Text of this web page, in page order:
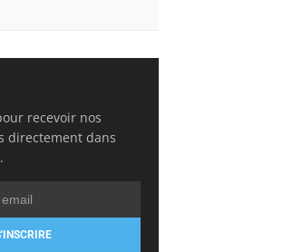
recevoir nos
directement dans